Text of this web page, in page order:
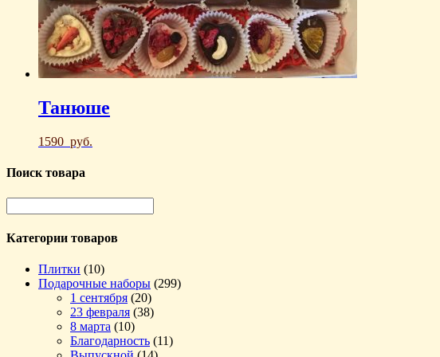
Танюше
1590 руб.
Поиск товара
Категории товаров
Плитки (10)
Подарочные наборы (299)
1 сентября (20)
23 февраля (38)
8 марта (10)
Благодарность (11)